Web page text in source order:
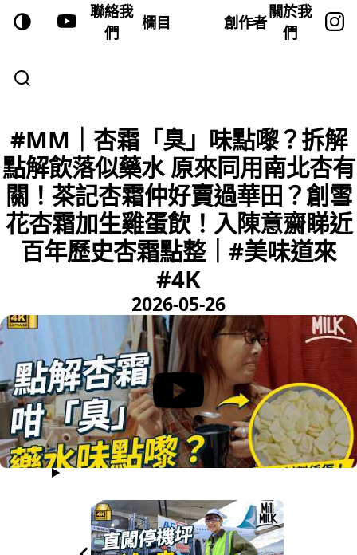
聯絡我
們
欄目 創作者
關於我
們
#MM｜杏霜「臭」味點嚟？拆解
點解飲落似藥水 原來同用南北杏有
關！茶記杏霜仲好賣過華田？創雪
花杏霜加生雞蛋飲！入陳意齋睇近
百年歷史杏霜點整｜#美味道來
#4K
2026-05-26